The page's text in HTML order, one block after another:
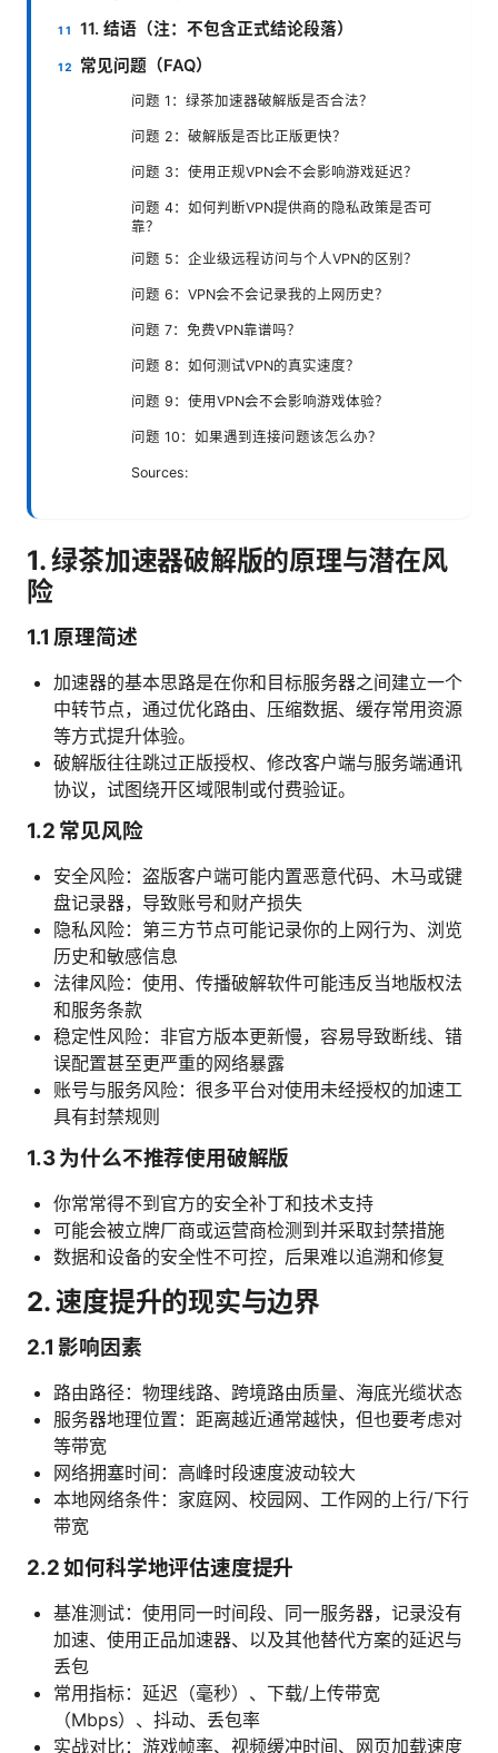
11. 结语（注：不包含正式结论段落）
常见问题（FAQ）
问题 1：绿茶加速器破解版是否合法？
问题 2：破解版是否比正版更快？
问题 3：使用正规VPN会不会影响游戏延迟？
问题 4：如何判断VPN提供商的隐私政策是否可
靠？
问题 5：企业级远程访问与个人VPN的区别？
问题 6：VPN会不会记录我的上网历史？
问题 7：免费VPN靠谱吗？
问题 8：如何测试VPN的真实速度？
问题 9：使用VPN会不会影响游戏体验？
问题 10：如果遇到连接问题该怎么办？
Sources:
1. 绿茶加速器破解版的原理与潜在风
险
1.1 原理简述
加速器的基本思路是在你和目标服务器之间建立一个
中转节点，通过优化路由、压缩数据、缓存常用资源
等方式提升体验。
破解版往往跳过正版授权、修改客户端与服务端通讯
协议，试图绕开区域限制或付费验证。
1.2 常见风险
安全风险：盗版客户端可能内置恶意代码、木马或键
盘记录器，导致账号和财产损失
隐私风险：第三方节点可能记录你的上网行为、浏览
历史和敏感信息
法律风险：使用、传播破解软件可能违反当地版权法
和服务条款
稳定性风险：非官方版本更新慢，容易导致断线、错
误配置甚至更严重的网络暴露
账号与服务风险：很多平台对使用未经授权的加速工
具有封禁规则
1.3 为什么不推荐使用破解版
你常常得不到官方的安全补丁和技术支持
可能会被立牌厂商或运营商检测到并采取封禁措施
数据和设备的安全性不可控，后果难以追溯和修复
2. 速度提升的现实与边界
2.1 影响因素
路由路径：物理线路、跨境路由质量、海底光缆状态
服务器地理位置：距离越近通常越快，但也要考虑对
等带宽
网络拥塞时间：高峰时段速度波动较大
本地网络条件：家庭网、校园网、工作网的上行/下行
带宽
2.2 如何科学地评估速度提升
基准测试：使用同一时间段、同一服务器，记录没有
加速、使用正品加速器、以及其他替代方案的延迟与
丢包
常用指标：延迟（毫秒）、下载/上传带宽
（Mbps）、抖动、丢包率
实战对比：游戏帧率、视频缓冲时间、网页加载速度